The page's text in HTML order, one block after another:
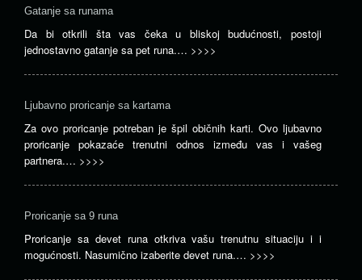
Gatanje sa runama
Da bi otkrili šta vas čeka u bliskoj budućnosti, postoji
jednostavno gatanje sa pet runa.… >>>>
Ljubavno proricanje sa kartama
Za ovo proricanje potreban je špil običnih karti. Ovo ljubavno
proricanje pokazaće trenutni odnos između vas i vašeg
partnera.… >>>>
Proricanje sa 9 runa
Proricanje sa devet runa otkriva vašu trenutnu situaciju i i
mogućnosti. Nasumično izaberite devet runa.… >>>>